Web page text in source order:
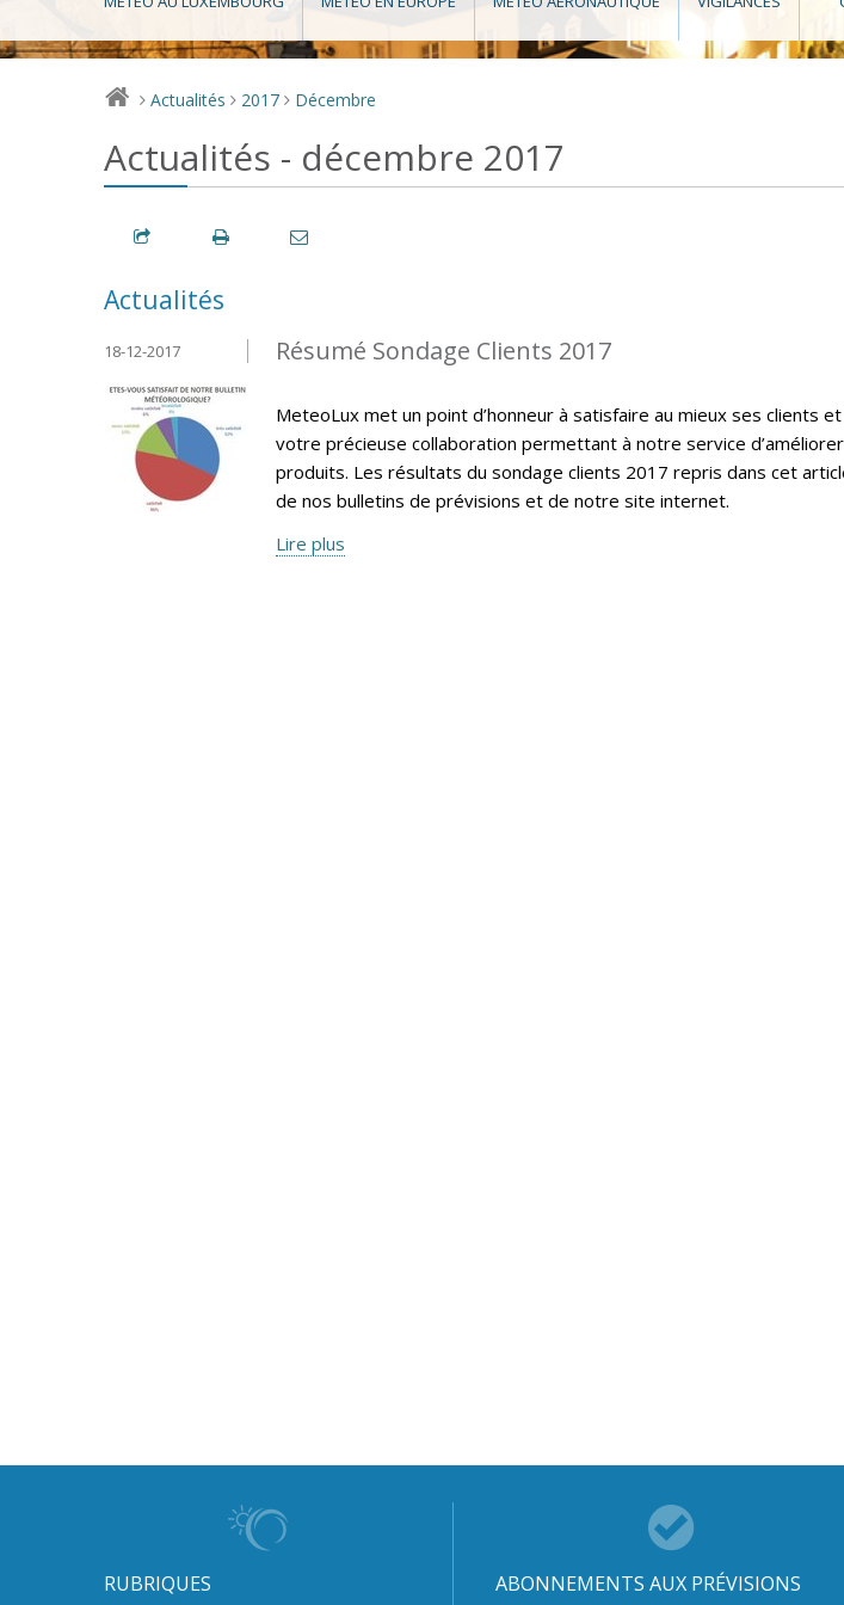
> Actualités > 2017 > Décembre
Actualités - décembre 2017
Actualités
Résumé Sondage Clients 2017
18-12-2017
MeteoLux met un point d’honneur à satisfaire au mieux ses clients
votre précieuse collaboration permettant à notre service
produits. Les résultats du sondage clients 2017 repris dans cet
de nos bulletins de prévisions et de notre site internet.
Lire plus
RUBRIQUES ABONNEMENTS AUX PRÉVISIONS